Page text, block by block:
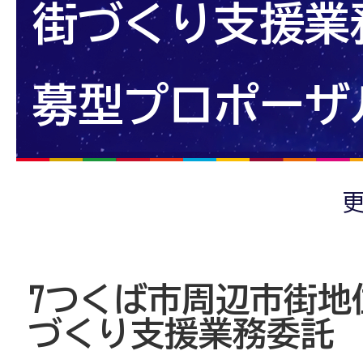
街づくり支援業
募型プロポーザ
7つくば市周辺市街
づくり支援業務委託